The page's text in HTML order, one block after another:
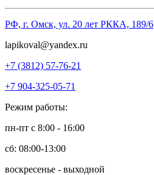
РФ, г. Омск, ул. 20 лет РККА, 189/6
lapikoval@yandex.ru
+7 (3812) 57-76-21
+7 904-325-05-71
Режим работы:
пн-пт с 8:00 - 16:00
сб: 08:00-13:00
воскресенье - выходной